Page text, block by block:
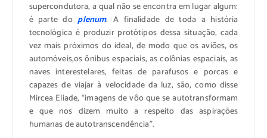
supercondutora, a qual não se encontra em lugar algum:
é parte doplenum. A finalidade de toda a história
tecnológica é produzir protótipos dessa situação, cada
vez mais próximos do ideal, de modo que os aviões, os
automóveis,os ônibus espaciais, as colônias espaciais, as
naves interestelares, feitas de parafusos e porcas e
capazes de viajar à velocidade da luz, são, como disse
Mircea Eliade, “imagens de vôo que se autotransformam
e que nos dizem muito a respeito das aspirações
humanas de autotranscendência”.